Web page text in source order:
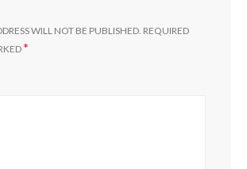
WILL NOT BE PUBLISHED. REQUIRED
*